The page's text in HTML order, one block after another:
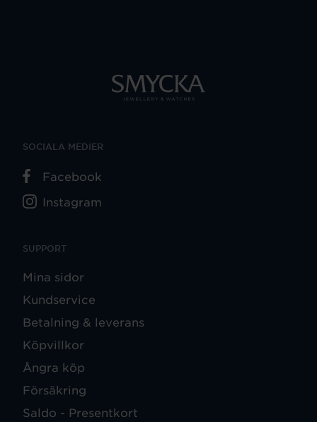
SUPPORT
Mina sidor
Kundservice
Betalning & leverans
Köpvillkor
Ångra köp
Försäkring
Saldo - Presentkort
SOCIALA MEDIER
Facebook
Instagram